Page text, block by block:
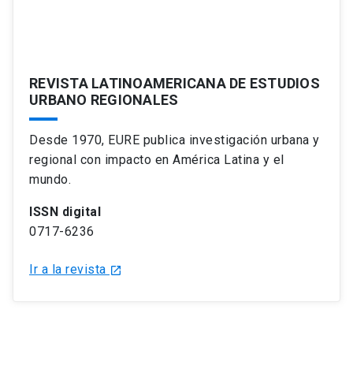
REVISTA LATINOAMERICANA DE ESTUDIOS
URBANO REGIONALES
Desde 1970, EURE publica investigación urbana y
regional con impacto en América Latina y el
mundo.
ISSN digital
0717-6236
Ir a la revista launch